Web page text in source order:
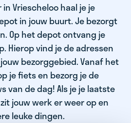
Vriescheloo haal je je
in jouw buurt. Je bezorgt
Op het depot ontvang je
Hierop vind je de adressen
bezorggebied. Vanaf het
je fiets en bezorg je de
van de dag! Als je je laatste
jouw werk er weer op en
leuke dingen.